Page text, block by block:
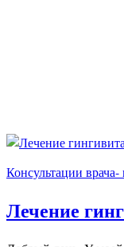
Консультации врача-
Лечение